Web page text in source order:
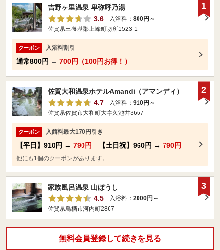
吉野ヶ里温泉 卑弥呼乃湯
3.6
入浴料： 800円～
佐賀県三養基郡上峰町坊所1523-1
クーポン 入浴料割引
通常800円 → 700円（100円お得！）
1
佐賀大和温泉ホテルAmandi（アマンディ）
4.7
入浴料： 910円～
佐賀県佐賀市大和町大字久池井3667
クーポン 入館料最大170円引き
【平日】 910円 → 790円 【土日祝】 960円 → 790円
他にも1個のクーポンがあります。
2
家族風呂温泉 山ぼうし
4.5
入浴料： 2000円～
佐賀県鳥栖市河内町2867
3
無料会員登録して続きを見る